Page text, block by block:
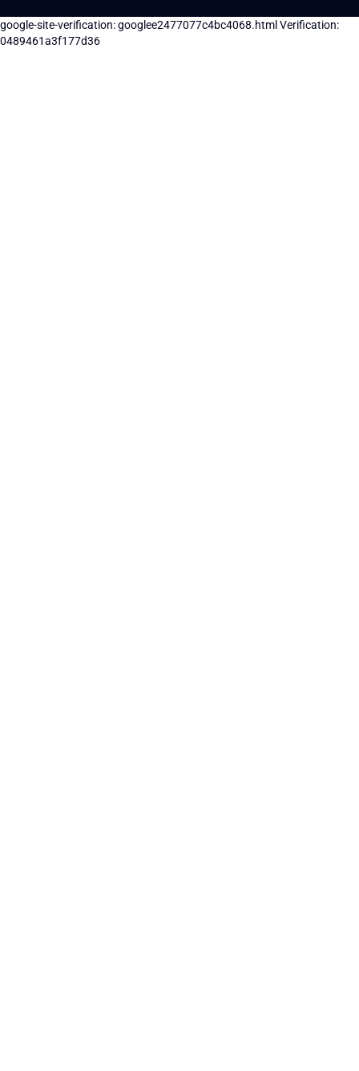
google-site-verification: googlee2477077c4bc4068.htmlVerification:
0489461a3f177d36